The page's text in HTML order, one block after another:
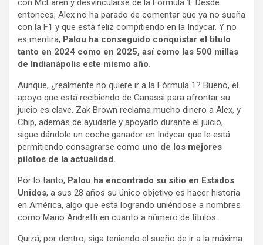
con McLaren y desvincularse de la Fórmula 1. Desde
entonces, Alex no ha parado de comentar que ya no sueña
con la F1 y que está feliz compitiendo en la Indycar. Y no
es mentira, Palou ha conseguido conquistar el título
tanto en 2024 como en 2025, así como las 500 millas
de Indianápolis este mismo año.
Aunque, ¿realmente no quiere ir a la Fórmula 1? Bueno, el
apoyo que está recibiendo de Ganassi para afrontar su
juicio es clave. Zak Brown reclama mucho dinero a Alex, y
Chip, además de ayudarle y apoyarlo durante el juicio,
sigue dándole un coche ganador en Indycar que le está
permitiendo consagrarse como uno de los mejores
pilotos de la actualidad.
Por lo tanto, Palou ha encontrado su sitio en Estados
Unidos, a sus 28 años su único objetivo es hacer historia
en América, algo que está logrando uniéndose a nombres
como Mario Andretti en cuanto a número de títulos.
Quizá, por dentro, siga teniendo el sueño de ir a la máxima